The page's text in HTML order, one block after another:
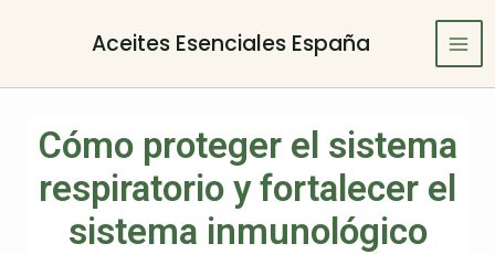
Aceites Esenciales España
Cómo proteger el sistema
respiratorio y fortalecer el
sistema inmunológico